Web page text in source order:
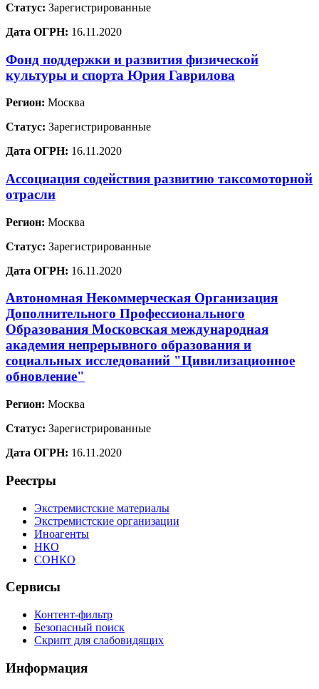
Статус: Зарегистрированные
Дата ОГРН: 16.11.2020
Фонд поддержки и развития физической
культуры и спорта Юрия Гаврилова
Регион: Москва
Статус: Зарегистрированные
Дата ОГРН: 16.11.2020
Ассоциация содействия развитию таксомоторной
отрасли
Регион: Москва
Статус: Зарегистрированные
Дата ОГРН: 16.11.2020
Автономная Некоммерческая Организация
Дополнительного Профессионального
Образования Московская международная
академия непрерывного образования и
социальных исследований "Цивилизационное
обновление"
Регион: Москва
Статус: Зарегистрированные
Дата ОГРН: 16.11.2020
Реестры
Экстремистские материалы
Экстремистские организации
Иноагенты
НКО
СОНКО
Сервисы
Контент-фильтр
Безопасный поиск
Скрипт для слабовидящих
Информация